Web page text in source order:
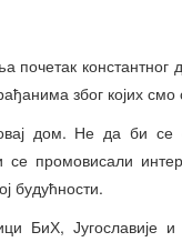
константног
због којих
дом. Не да би се
се промовисали
будућности.
БиХ, Југославије